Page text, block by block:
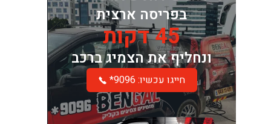
בפריסה ארצית
45 דקות
ונחליף את הצמיג ברכב
*חייגו עכשיו: 9096